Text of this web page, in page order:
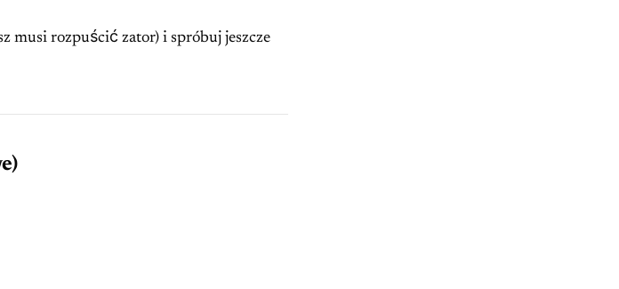
musi rozpuścić zator) i spróbuj jeszcze